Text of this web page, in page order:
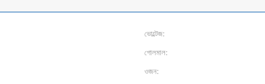
ভোল্টেজ:
গোলমাল:
ওজন: